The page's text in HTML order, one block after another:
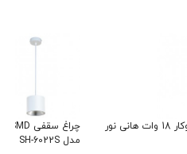
نور
مدل SH-6022S